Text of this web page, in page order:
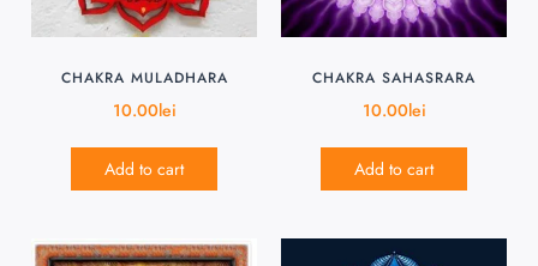
CHAKRA MULADHARA
10.00lei
Add to cart
CHAKRA SAHASRARA
10.00lei
Add to cart